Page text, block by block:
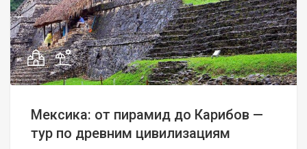
Мексика: от пирамид до Карибов —
тур по древним цивилизациям